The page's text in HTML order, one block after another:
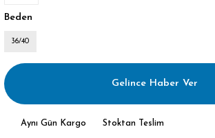
Beden
36/40
Gelince Haber Ver
Aynı Gün Kargo Stoktan Teslim